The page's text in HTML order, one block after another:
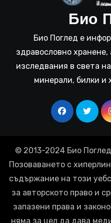
Био
Био Поглед е
здравословно
изследвания в света
минерали, билки и
© 2013-2024 Био
Позоваването с
съдържание на този
за авторското право и
запазени права и
няма за цел да дава